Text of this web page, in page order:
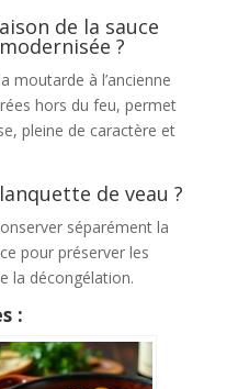
de la sauce
?
moutarde à l’ancienne
hors du feu, permet
pleine de caractère et
de veau ?
séparément la
pour préserver les
la décongélation.
: